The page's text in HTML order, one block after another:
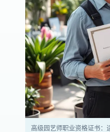
高级园艺师职业资格证书：